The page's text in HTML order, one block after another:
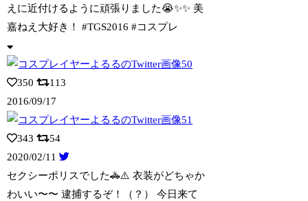
えに近付けるように頑張りました😭✨✨ 美
嘉ねえ大好き！ #TGS2016 #コスプレ
350
113
2016/09/17
343
54
2020/02/11
セクシーポリスでした🚓⚠️ 衣装がどちゃか
わいい〜〜 逮捕するぞ！（？） 今日来て